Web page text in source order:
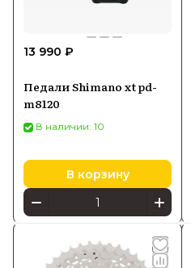
13 990 ₽
Педали Shimano xt pd-
m8120
В наличии: 10
В корзину